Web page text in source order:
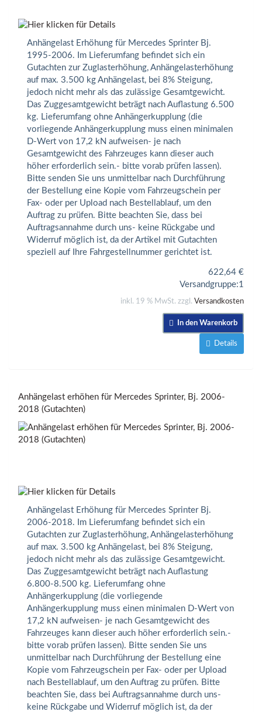
Anhängelast Erhöhung für Mercedes Sprinter Bj.
1995-2006. Im Lieferumfang befindet sich ein
Gutachten zur Zuglasterhöhung, Anhängelasterhöhung
auf max. 3.500 kg Anhängelast, bei 8% Steigung,
jedoch nicht mehr als das zulässige Gesamtgewicht.
Das Zuggesamtgewicht beträgt nach Auflastung 6.500
kg. Lieferumfang ohne Anhängerkupplung (die
vorliegende Anhängerkupplung muss einen minimalen
D-Wert von 17,2 kN aufweisen- je nach
Gesamtgewicht des Fahrzeuges kann dieser auch
höher erforderlich sein.- bitte vorab prüfen lassen).
Bitte senden Sie uns unmittelbar nach Durchführung
der Bestellung eine Kopie vom Fahrzeugschein per
Fax- oder per Upload nach Bestellablauf, um den
Auftrag zu prüfen. Bitte beachten Sie, dass bei
Auftragsannahme durch uns- keine Rückgabe und
Widerruf möglich ist, da der Artikel mit Gutachten
speziell auf Ihre Fahrgestellnummer gerichtet ist.
622,64 €
Versandgruppe:1
inkl. 19 % MwSt. zzgl. Versandkosten
In den Warenkorb
Details
Anhängelast erhöhen für Mercedes Sprinter, Bj. 2006-
2018 (Gutachten)
Anhängelast Erhöhung für Mercedes Sprinter Bj.
2006-2018. Im Lieferumfang befindet sich ein
Gutachten zur Zuglasterhöhung, Anhängelasterhöhung
auf max. 3.500 kg Anhängelast, bei 8% Steigung,
jedoch nicht mehr als das zulässige Gesamtgewicht.
Das Zuggesamtgewicht beträgt nach Auflastung
6.800-8.500 kg. Lieferumfang ohne
Anhängerkupplung (die vorliegende
Anhängerkupplung muss einen minimalen D-Wert von
17,2 kN aufweisen- je nach Gesamtgewicht des
Fahrzeuges kann dieser auch höher erforderlich sein.-
bitte vorab prüfen lassen). Bitte senden Sie uns
unmittelbar nach Durchführung der Bestellung eine
Kopie vom Fahrzeugschein per Fax- oder per Upload
nach Bestellablauf, um den Auftrag zu prüfen. Bitte
beachten Sie, dass bei Auftragsannahme durch uns-
keine Rückgabe und Widerruf möglich ist, da der